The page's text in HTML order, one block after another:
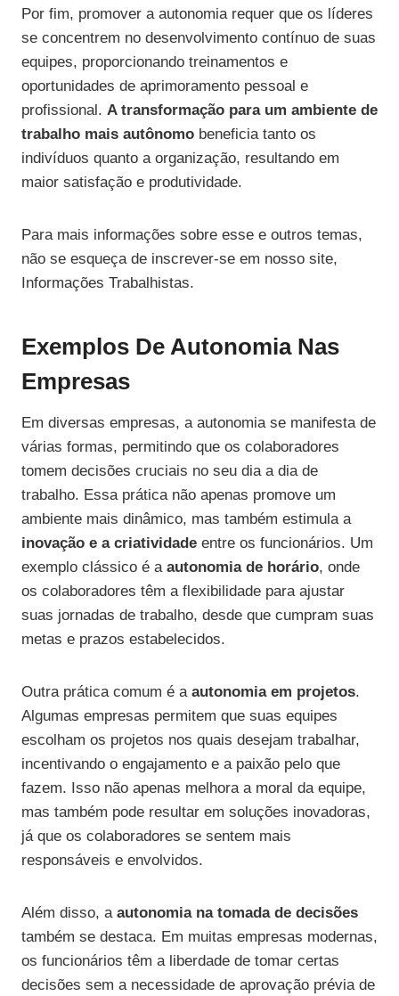
Por fim, promover a autonomia requer que os líderes
se concentrem no desenvolvimento contínuo de suas
equipes, proporcionando treinamentos e
oportunidades de aprimoramento pessoal e
profissional. A transformação para um ambiente de
trabalho mais autônomo beneficia tanto os
indivíduos quanto a organização, resultando em
maior satisfação e produtividade.
Para mais informações sobre esse e outros temas,
não se esqueça de inscrever-se em nosso site,
Informações Trabalhistas.
Exemplos De Autonomia Nas
Empresas
Em diversas empresas, a autonomia se manifesta de
várias formas, permitindo que os colaboradores
tomem decisões cruciais no seu dia a dia de
trabalho. Essa prática não apenas promove um
ambiente mais dinâmico, mas também estimula a
inovação e a criatividade entre os funcionários. Um
exemplo clássico é a autonomia de horário, onde
os colaboradores têm a flexibilidade para ajustar
suas jornadas de trabalho, desde que cumpram suas
metas e prazos estabelecidos.
Outra prática comum é a autonomia em projetos.
Algumas empresas permitem que suas equipes
escolham os projetos nos quais desejam trabalhar,
incentivando o engajamento e a paixão pelo que
fazem. Isso não apenas melhora a moral da equipe,
mas também pode resultar em soluções inovadoras,
já que os colaboradores se sentem mais
responsáveis e envolvidos.
Além disso, a autonomia na tomada de decisões
também se destaca. Em muitas empresas modernas,
os funcionários têm a liberdade de tomar certas
decisões sem a necessidade de aprovação prévia de